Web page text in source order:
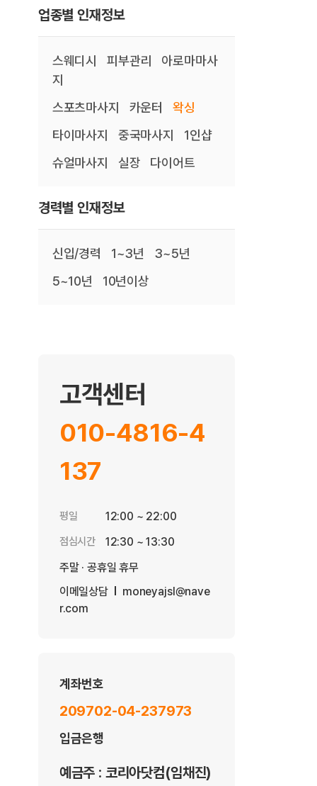
업종별 인재정보
스웨디시 피부관리
아로마마사
지
스포츠마사지
카운터
왁싱
타이마사지
중국마사지
1인샵
슈얼마사지
실장 다이어트
경력별 인재정보
신입/경력 1~3년
3~5년
5~10년
10년이상
고객센터
010-4816-4
137
평일 12:00 ~ 22:00
점심시간
12:30 ~ 13:30
주말 · 공휴일 휴무
이메일상담
moneyajsl@nave
r.com
계좌번호
209702-04-237973
입금은행
예금주 : 코리아닷컴(임채진)